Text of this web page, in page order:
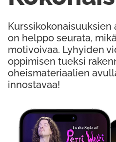
on helppo seurata,
motivoivaa. Lyhyiden
oppimisen tueksi
oheismateriaalien
innostavaa!